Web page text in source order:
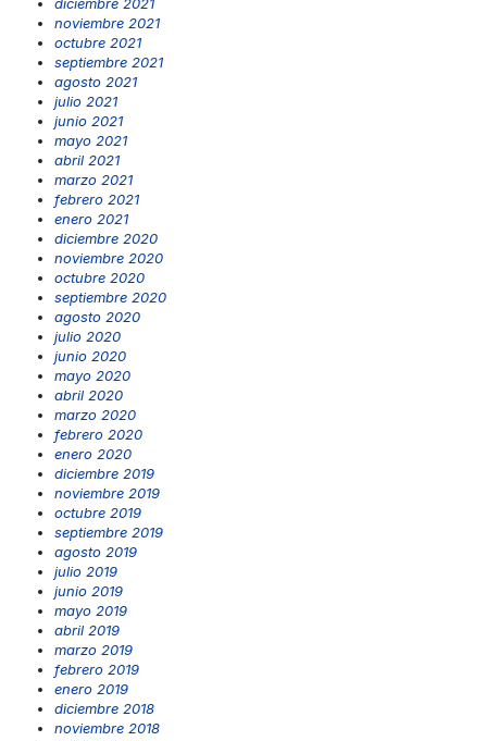
noviembre 2021
octubre 2021
septiembre 2021
agosto 2021
julio 2021
junio 2021
mayo 2021
abril 2021
marzo 2021
febrero 2021
enero 2021
diciembre 2020
noviembre 2020
octubre 2020
septiembre 2020
agosto 2020
julio 2020
junio 2020
mayo 2020
abril 2020
marzo 2020
febrero 2020
enero 2020
diciembre 2019
noviembre 2019
octubre 2019
septiembre 2019
agosto 2019
julio 2019
junio 2019
mayo 2019
abril 2019
marzo 2019
febrero 2019
enero 2019
diciembre 2018
noviembre 2018